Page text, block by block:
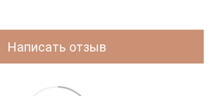
Написать отзыв